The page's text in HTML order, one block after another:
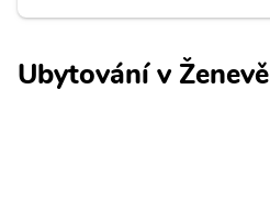
Ubytování v Ženevě